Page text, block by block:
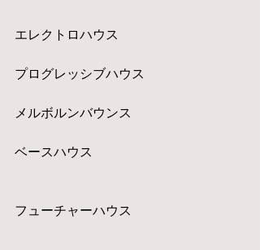
エレクトロハウス
プログレッシブハウス
メルボルンバウンス
ベースハウス
フューチャーハウス